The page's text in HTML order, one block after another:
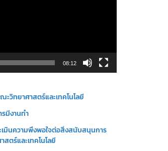
08:12
ะวิทยาศาสตร์และเทคโนโลยี
มีงานทำ
เมินความพึงพอใจต่อสิ่งสนับสนุนการ
ตร์และเทคโนโลยี